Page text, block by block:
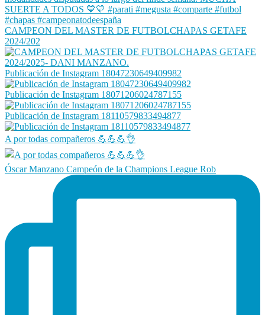
CAMPEON DEL MASTER DE FUTBOLCHAPAS GETAFE
2024/202
Publicación de Instagram 18047230649409982
Publicación de Instagram 18071206024787155
Publicación de Instagram 18110579833494877
A por todas compañeros 💪💪💪👌
Óscar Manzano Campeón de la Champions League Rob